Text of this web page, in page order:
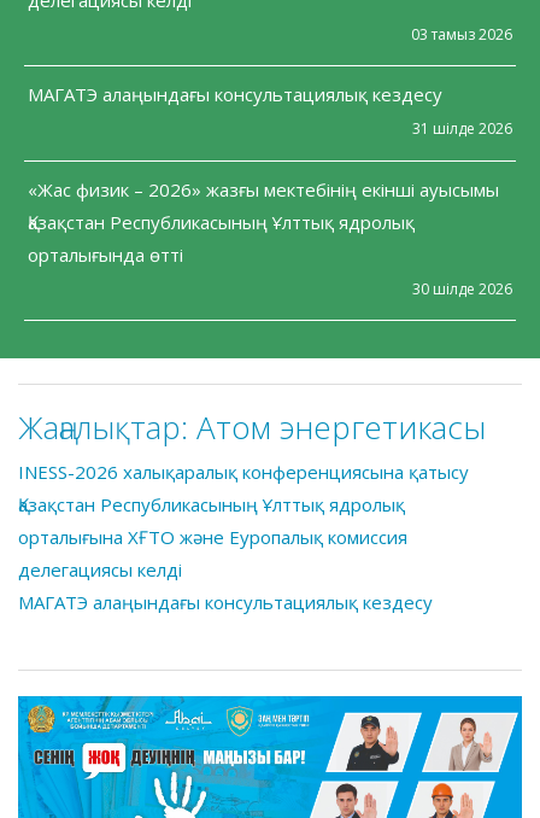
03 тамыз 2026
МАГАТЭ алаңындағы консультациялық кездесу
31 шілде 2026
«Жас физик – 2026» жазғы мектебінің екінші ауысымы
Қазақстан Республикасының Ұлттық ядролық
орталығында өтті
30 шілде 2026
Жаңалықтар: Атом энергетикасы
INESS-2026 халықаралық конференциясына қатысу
Қазақстан Республикасының Ұлттық ядролық
орталығына ХҒТО және Еуропалық комиссия
делегациясы келді
МАГАТЭ алаңындағы консультациялық кездесу